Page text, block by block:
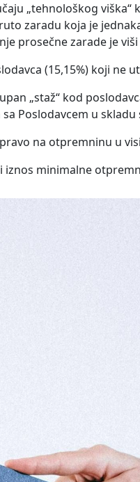
„tehnološkog
zaradu koja je
prosečne zarade je
(15,15%) koji ne
„staž“ kod
Poslodavcem u skladu
na otpremninu u
minimalne